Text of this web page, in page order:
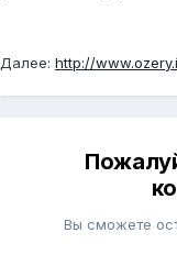
Далее: http://
Вы сможете